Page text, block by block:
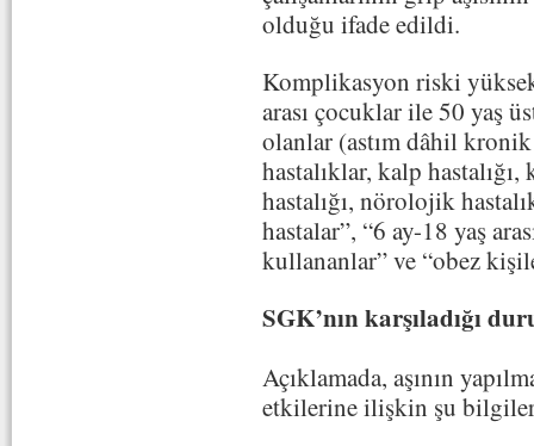
olduğu ifade edildi.
Komplikasyon riski
arası çocuklar ile 50 yaş
olanlar (astım dâhil
hastalıklar, kalp
hastalığı, nörolojik
hastalar”, “6 ay-18 yaş
kullananlar” ve “obez
SGK’nın karşıladığı
Açıklamada, aşının
etkilerine ilişkin şu